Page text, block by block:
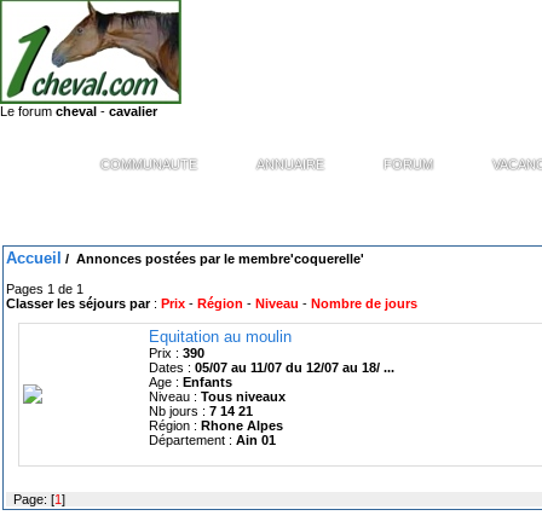
Le forum cheval - cavalier
COMMUNAUTE ANNUAIRE FORUM
Accueil
/ Annonces postées par le membre'coquerelle'
Pages 1 de 1
Classer les séjours par: Prix - Région - Niveau - Nombre de jours
Equitation au moulin
Prix : 390
Dates : 05/07 au 11/07 du 12/07 au 18/ ...
Age : Enfants
Niveau : Tous niveaux
Nb jours : 7 14 21
Région : Rhone Alpes
Département : Ain 01
Page: [1]